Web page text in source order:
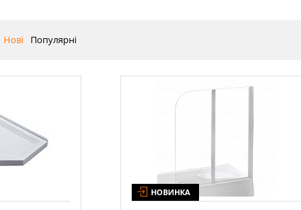
Нові Популярні
НОВИНКА